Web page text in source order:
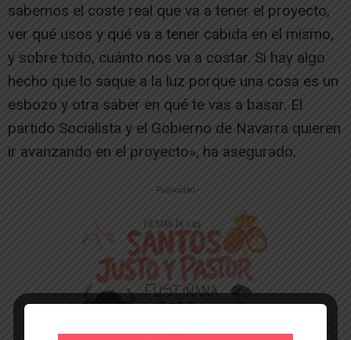
sabemos el coste real que va a tener el proyecto,
ver qué usos y qué va a tener cabida en el mismo,
y sobre todo, cuánto nos va a costar. Si hay algo
hecho que lo saque a la luz porque una cosa es un
esbozo y otra saber en qué te vas a basar. El
partido Socialista y el Gobierno de Navarra quieren
ir avanzando en el proyecto», ha asegurado.
-- Publicidad --